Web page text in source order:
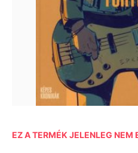
EZ A TERMÉK JELENLEG NEM